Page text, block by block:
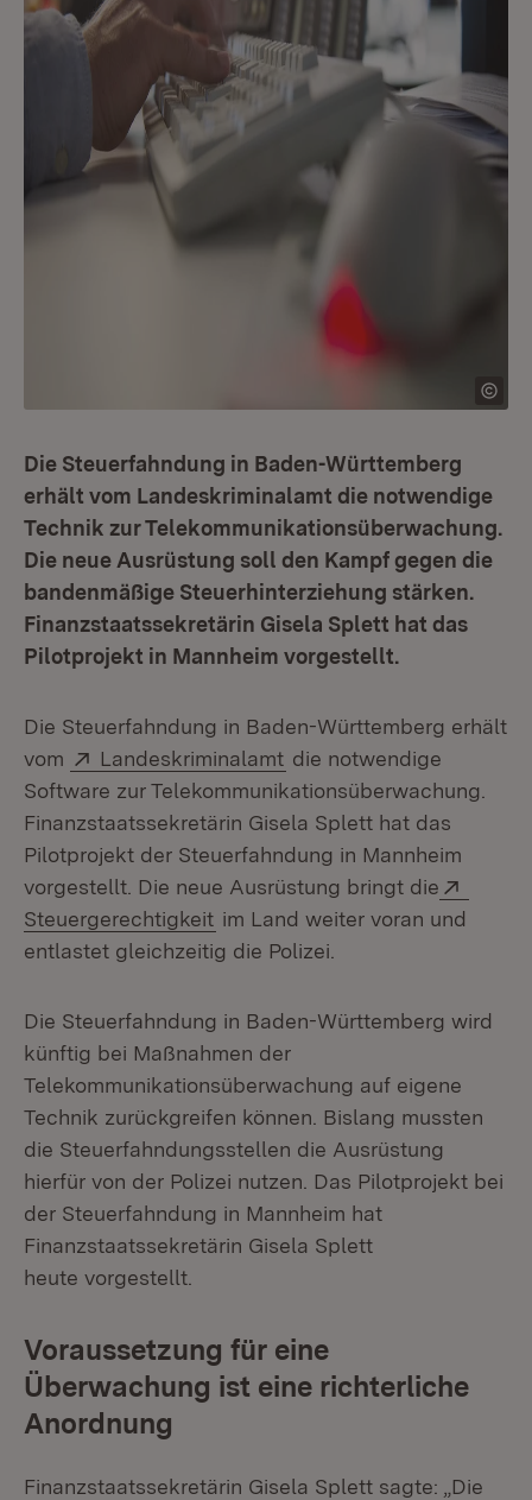
Die Steuerfahndung in Baden-Württemberg
erhält vom Landeskriminalamt die notwendige
Technik zur Telekommunikationsüberwachung.
Die neue Ausrüstung soll den Kampf gegen die
bandenmäßige Steuerhinterziehung stärken.
Finanzstaatssekretärin Gisela Splett hat das
Pilotprojekt in Mannheim vorgestellt.
Die Steuerfahndung in Baden-Württemberg erhält
vom
Extern:
Landeskriminalamt (Öffnet in neuem
die notwendige
Software zur Telekommunikationsüberwachung.
Finanzstaatssekretärin Gisela Splett hat das
Pilotprojekt der Steuerfahndung in Mannheim
vorgestellt. Die neue Ausrüstung bringt die
Steuergerechtigkeit (Öffnet in neuem Fenster)
im Land weiter voran und
entlastet gleichzeitig die Polizei.
Die Steuerfahndung in Baden-Württemberg wird
künftig bei Maßnahmen der
Telekommunikationsüberwachung auf eigene
Technik zurückgreifen können. Bislang mussten
die Steuerfahndungsstellen die Ausrüstung
hierfür von der Polizei nutzen. Das Pilotprojekt bei
der Steuerfahndung in Mannheim hat
Finanzstaatssekretärin Gisela Splett
heute vorgestellt.
Voraussetzung für eine
Überwachung ist eine richterliche
Anordnung
Finanzstaatssekretärin Gisela Splett sagte: „Die